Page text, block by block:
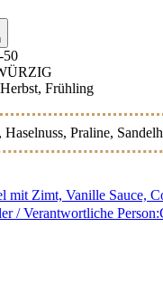
Frühling
, Haselnuss, Praline,
mit Zimt, Vanille Sauce,
/ Verantwortliche